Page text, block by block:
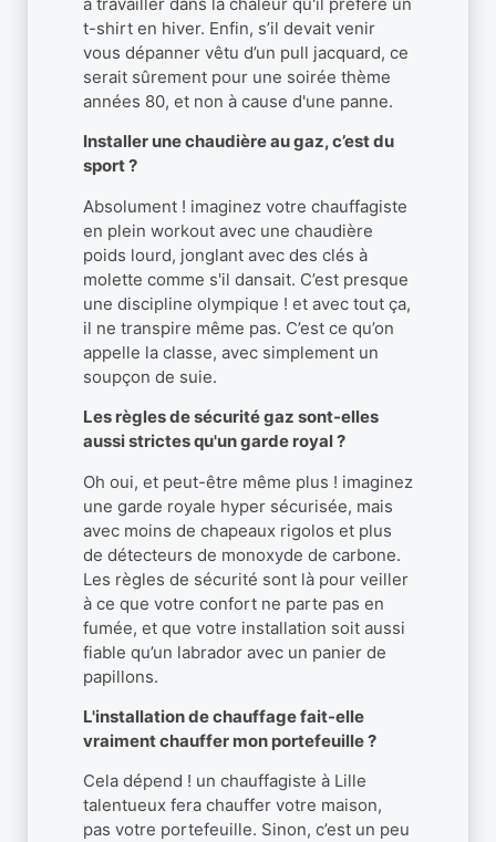
t-shirt en hiver. Enfin, s’il devait venir
vous dépanner vêtu d’un pull jacquard, ce
serait sûrement pour une soirée thème
années 80, et non à cause d'une panne.
Installer une chaudière au gaz, c’est du
sport ?
Absolument ! imaginez votre chauffagiste
en plein workout avec une chaudière
poids lourd, jonglant avec des clés à
molette comme s'il dansait. C’est presque
une discipline olympique ! et avec tout ça,
il ne transpire même pas. C’est ce qu’on
appelle la classe, avec simplement un
soupçon de suie.
Les règles de sécurité gaz sont-elles
aussi strictes qu'un garde royal ?
Oh oui, et peut-être même plus ! imaginez
une garde royale hyper sécurisée, mais
avec moins de chapeaux rigolos et plus
de détecteurs de monoxyde de carbone.
Les règles de sécurité sont là pour veiller
à ce que votre confort ne parte pas en
fumée, et que votre installation soit aussi
fiable qu’un labrador avec un panier de
papillons.
L'installation de chauffage fait-elle
vraiment chauffer mon portefeuille ?
Cela dépend ! un chauffagiste à Lille
talentueux fera chauffer votre maison,
pas votre portefeuille. Sinon, c’est un peu